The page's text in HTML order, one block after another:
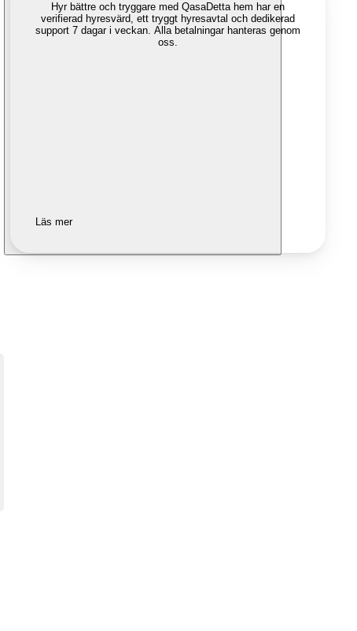
Hyr bättre och tryggare med QasaDetta hem har en
verifierad hyresvärd, ett tryggt hyresavtal och dedikerad
support 7 dagar i veckan. Alla betalningar hanteras genom
oss.
Läs mer